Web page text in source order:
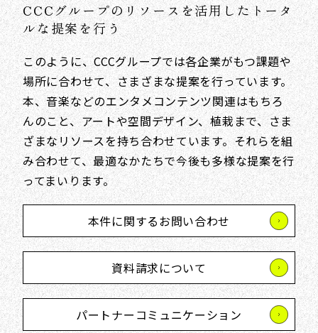
CCCグループのリソースを活用したトータ
ルな提案を行う
このように、CCCグループでは各企業がもつ課題や
場所に合わせて、さまざまな提案を行っています。
本、音楽などのエンタメコンテンツ関連はもちろ
んのこと、アートや空間デザイン、植栽まで、さま
ざまなリソースを持ち合わせています。それらを組
み合わせて、最適なかたちで今後も多様な提案を行
ってまいります。
本件に関するお問い合わせ
資料請求について
パートナーコミュニケーション